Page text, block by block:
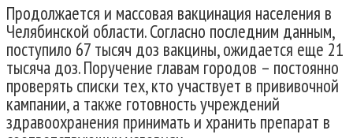
Продолжается и массовая вакцинация населения в
Челябинской области. Согласно последним данным,
поступило 67 тысяч доз вакцины, ожидается еще 21
тысяча доз. Поручение главам городов – постоянно
проверять списки тех, кто участвует в прививочной
кампании, а также готовность учреждений
здравоохранения принимать и хранить препарат в